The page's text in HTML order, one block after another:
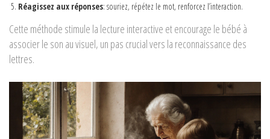
Réagissez aux réponses: souriez, répétez le mot, renforcez l’interaction.
Cette méthode stimule la lecture interactive et encourage le bébé à
associer le son au visuel, un pas crucial vers la reconnaissance des
lettres.